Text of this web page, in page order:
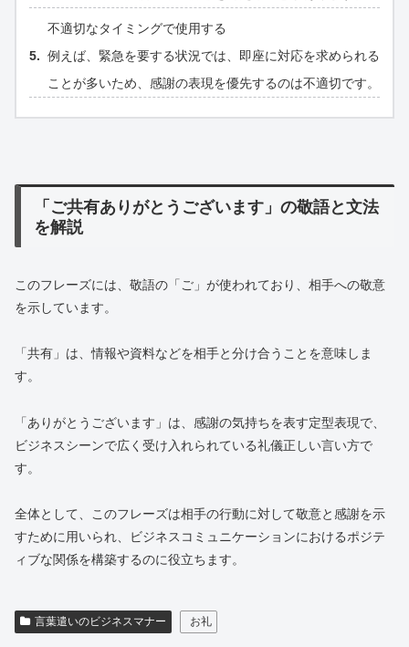
不適切なタイミングで使用する
例えば、緊急を要する状況では、即座に対応を求められる
ことが多いため、感謝の表現を優先するのは不適切です。
「ご共有ありがとうございます」の敬語と文法
を解説
このフレーズには、敬語の「ご」が使われており、相手への敬意
を示しています。
「共有」は、情報や資料などを相手と分け合うことを意味しま
す。
「ありがとうございます」は、感謝の気持ちを表す定型表現で、
ビジネスシーンで広く受け入れられている礼儀正しい言い方で
す。
全体として、このフレーズは相手の行動に対して敬意と感謝を示
すために用いられ、ビジネスコミュニケーションにおけるポジテ
ィブな関係を構築するのに役立ちます。
言葉遣いのビジネスマナー お礼